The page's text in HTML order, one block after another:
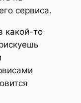
сервиса.
какой-то